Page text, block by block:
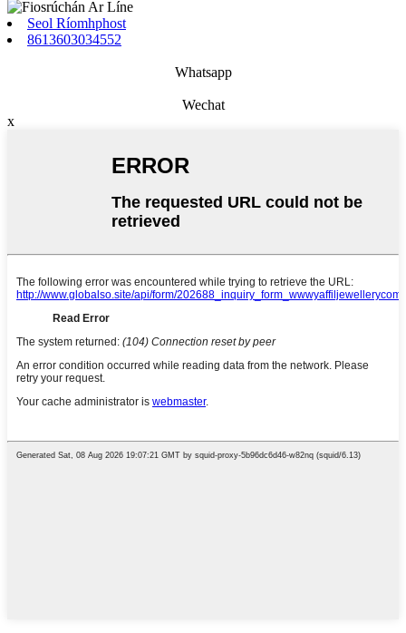
Seol Ríomhphost
8613603034552
Whatsapp
Wechat
x